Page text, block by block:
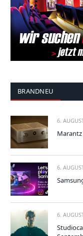
BRANDNEU
6.
Marantz
6.
6.